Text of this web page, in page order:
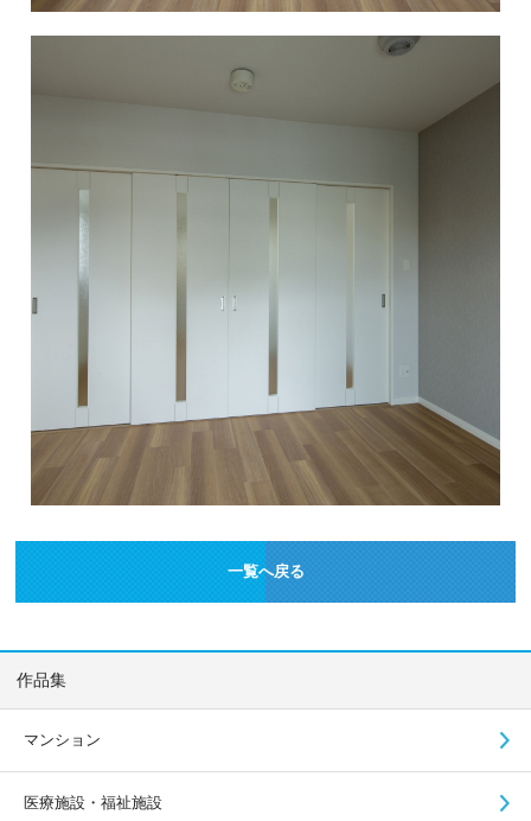
一覧へ戻る
作品集
マンション
医療施設・福祉施設